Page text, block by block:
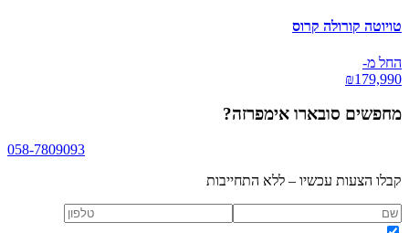
טויוטה קורולה קרוס
החל מ-
₪179,990
מחפשים סובארו אימפרזה?
058-7809093
קבלו הצעות עכשיו – ללא התחייבות